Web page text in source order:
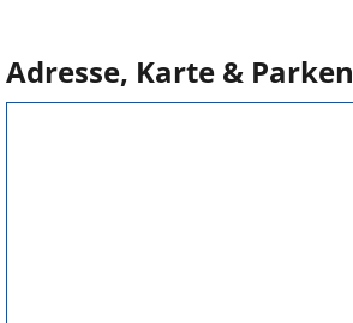
Adresse, Karte & Parken